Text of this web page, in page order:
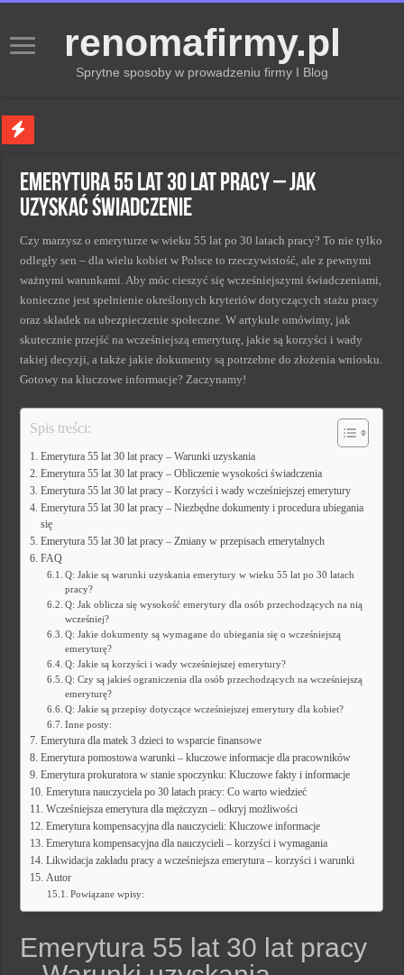
renomafirmy.pl
Sprytne sposoby w prowadzeniu firmy I Blog
Kiedy zmieniać strategię PR dla lepszych wyników
Monitorowanie wizerunku w sieci kluczem do sukcesu
Kryzys a zmiana strategii PR w skutecznym zarządzaniu
Adaptacja strategii PR kluczem do sukcesu w zmianach
Emerytura 55 lat 30 lat pracy – Jak
uzyskać świadczenie
Czy marzysz o emeryturze w wieku 55 lat po 30 latach pracy? To nie tylko
odległy sen – dla wielu kobiet w Polsce to rzeczywistość, ale z pewnymi
ważnymi warunkami. Aby móc cieszyć się wcześniejszymi świadczeniami,
konieczne jest spełnienie określonych kryteriów dotyczących stażu pracy
oraz składek na ubezpieczenie społeczne. W artykule omówimy, jak
skutecznie przejść na wcześniejszą emeryturę, jakie są korzyści i wady
takiej decyzji, a także jakie dokumenty są potrzebne do złożenia wniosku.
Gotowy na kluczowe informacje? Zaczynamy!
Spis treści:
Emerytura 55 lat 30 lat pracy – Warunki uzyskania
Emerytura 55 lat 30 lat pracy – Obliczenie wysokości świadczenia
Emerytura 55 lat 30 lat pracy – Korzyści i wady wcześniejszej emerytury
Emerytura 55 lat 30 lat pracy – Niezbędne dokumenty i procedura ubiegania
się
Emerytura 55 lat 30 lat pracy – Zmiany w przepisach emerytalnych
FAQ
Q: Jakie są warunki uzyskania emerytury w wieku 55 lat po 30 latach
pracy?
Q: Jak oblicza się wysokość emerytury dla osób przechodzących na nią
wcześniej?
Q: Jakie dokumenty są wymagane do ubiegania się o wcześniejszą
emeryturę?
Q: Jakie są korzyści i wady wcześniejszej emerytury?
Q: Czy są jakieś ograniczenia dla osób przechodzących na wcześniejszą
emeryturę?
Q: Jakie są przepisy dotyczące wcześniejszej emerytury dla kobiet?
Inne posty:
Emerytura dla matek 3 dzieci to wsparcie finansowe
Emerytura pomostowa warunki – kluczowe informacje dla pracowników
Emerytura prokuratora w stanie spoczynku: Kluczowe fakty i informacje
Emerytura nauczyciela po 30 latach pracy: Co warto wiedzieć
Wcześniejsza emerytura dla mężczyzn – odkryj możliwości
Emerytura kompensacyjna dla nauczycieli: Kluczowe informacje
Emerytura kompensacyjna dla nauczycieli – korzyści i wymagania
Likwidacja zakładu pracy a wcześniejsza emerytura – korzyści i warunki
Autor
Powiązane wpisy:
Emerytura 55 lat 30 lat pracy